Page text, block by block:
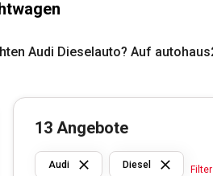
Audi Dieselauto? Auf
13 Angebote
Audi Diesel